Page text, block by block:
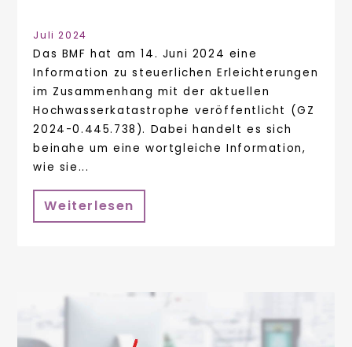
Juli 2024
Das BMF hat am 14. Juni 2024 eine
Information zu steuerlichen Erleichterungen
im Zusammenhang mit der aktuellen
Hochwasserkatastrophe veröffentlicht (GZ
2024-0.445.738). Dabei handelt es sich
beinahe um eine wortgleiche Information,
wie sie...
Weiterlesen